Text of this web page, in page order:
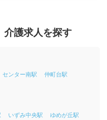
介護求人を探す
センター南駅
仲町台駅
いずみ中央駅
ゆめが丘駅